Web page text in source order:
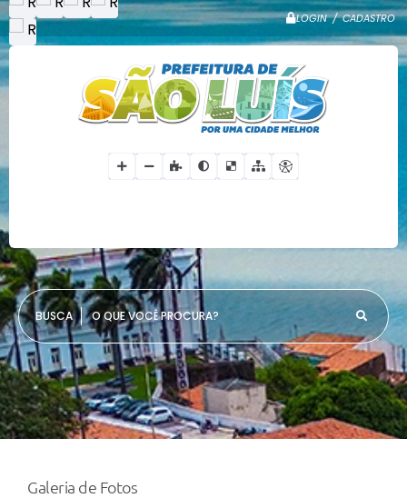
LOGIN / CADASTRO
O QUE VOCÊ PROCURA?
Galeria de Fotos